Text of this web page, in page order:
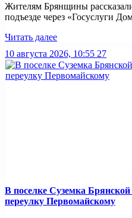
Жителям Брянщины
подъезде через «Госуслуги
Читать далее
10 августа 2026, 10:55 27
В поселке Суземка
переулку Первомайскому